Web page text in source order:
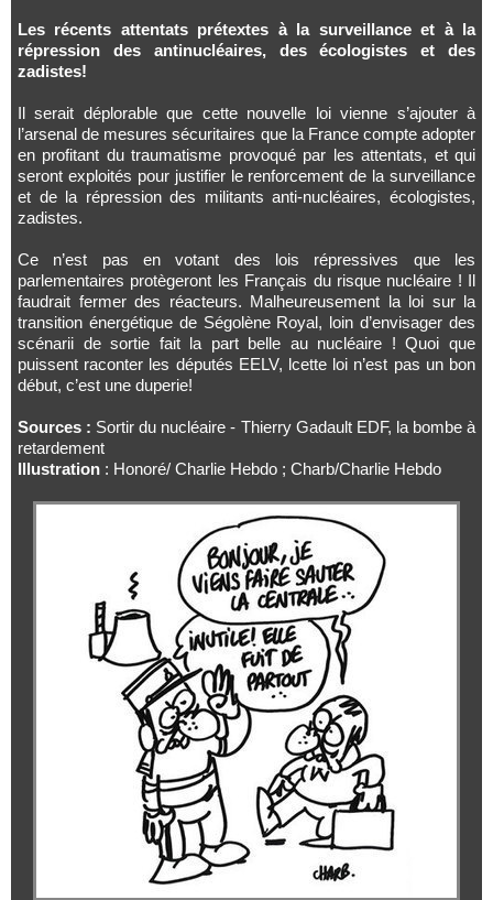
Les récents attentats prétextes à la surveillance et à la
répression des antinucléaires, des écologistes et des
zadistes!
Il serait déplorable que cette nouvelle loi vienne s’ajouter à
l’arsenal de mesures sécuritaires que la France compte adopter
en profitant du traumatisme provoqué par les attentats, et qui
seront exploités pour justifier le renforcement de la surveillance
et de la répression des militants anti-nucléaires, écologistes,
zadistes.
Ce n’est pas en votant des lois répressives que les
parlementaires protègeront les Français du risque nucléaire ! Il
faudrait fermer des réacteurs. Malheureusement la loi sur la
transition énergétique de Ségolène Royal, loin d’envisager des
scénarii de sortie fait la part belle au nucléaire ! Quoi que
puissent raconter les députés EELV, lcette loi n’est pas un bon
début, c’est une duperie!
Sources : Sortir du nucléaire - Thierry Gadault EDF, la bombe à
retardement
Illustration : Honoré/ Charlie Hebdo ; Charb/Charlie Hebdo